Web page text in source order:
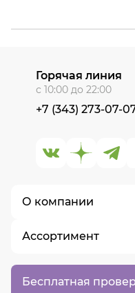
Бесплатная
О компании
О нас
Контакты
Вакансии
Ассортимент
Горячая линия
с 10:00 до 22:00
+7 (343) 273-07-